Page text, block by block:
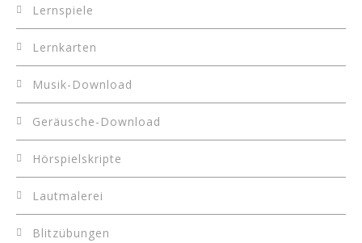
Lernspiele
Lernkarten
Musik-Download
Geräusche-Download
Hörspielskripte
Lautmalerei
Blitzübungen